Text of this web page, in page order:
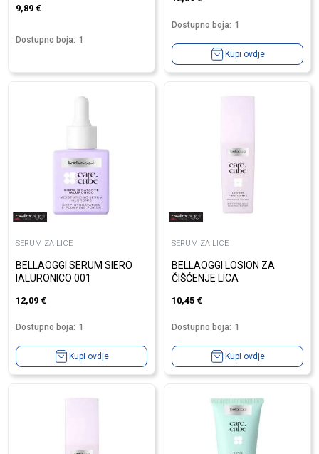
9,89 €
Dostupno boja: 1
Dostupno boja: 1
Kupi ovdje
SERUM ZA LICE
BELLAOGGI SERUM SIERO
IALURONICO 001
12,09 €
Dostupno boja: 1
Kupi ovdje
SERUM ZA LICE
BELLAOGGI LOSION ZA
ČIŠĆENJE LICA
10,45 €
Dostupno boja: 1
Kupi ovdje